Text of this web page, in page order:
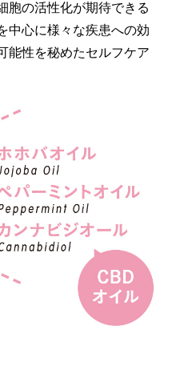
胞の活性化が期待できる
中心に様々な疾患への効
能性を秘めたセルフケア